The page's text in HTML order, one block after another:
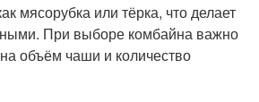
мясорубка или тёрка, что делает
При выборе комбайна важно
объём чаши и количество